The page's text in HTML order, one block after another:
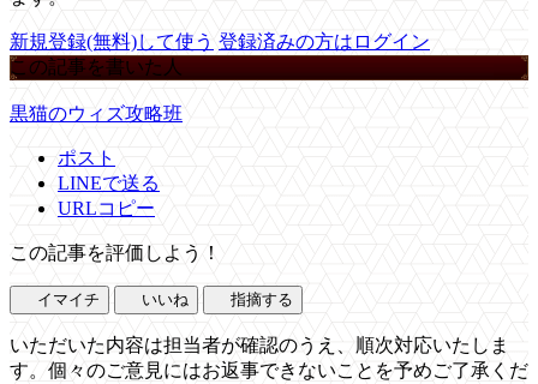
新規登録(無料)して使う 登録済みの方はログイン
この記事を書いた人
黒猫のウィズ攻略班
ポスト
LINEで送る
URLコピー
この記事を評価しよう！
イマイチ いいね 指摘する
いただいた内容は担当者が確認のうえ、順次対応いたしま
す。個々のご意見にはお返事できないことを予めご了承くだ